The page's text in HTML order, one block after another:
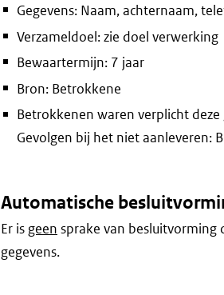
Gegevens: Naam, achternaam,
Verzameldoel: zie doel verwerking
Bewaartermijn: 7 jaar
Bron: Betrokkene
Betrokkenen waren verplicht deze
Gevolgen bij het niet aanleveren:
Automatische
Er is geen sprake van besluitvorming
gegevens.